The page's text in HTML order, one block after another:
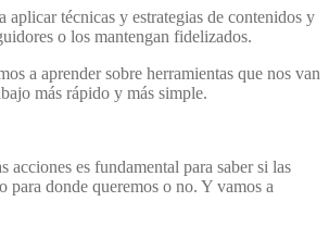
aplicar técnicas y estrategias de contenidos y
o los mantengan fidelizados.
a aprender sobre herramientas que nos van
más rápido y más simple.
acciones es fundamental para saber si las
para donde queremos o no. Y vamos a